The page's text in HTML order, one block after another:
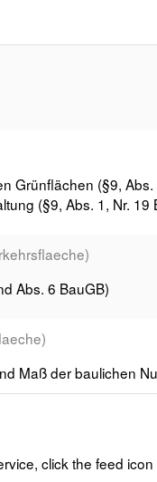
Grünflächen (§9, Abs.
(§9, Abs. 1, Nr. 19
Abs. 6 BauGB)
Maß der baulichen
Abs. 6 BauGB)
click the feed icon